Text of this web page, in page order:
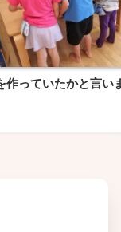
作っていたかと言い